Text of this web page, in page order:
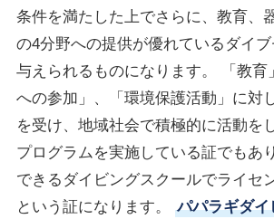
条件を満たした上でさらに、教育、
の4分野への提供が優れているダイ
与えられるものになります。 「教育
への参加」、「環境保護活動」に対
を受け、地域社会で積極的に活動を
プログラムを実施している証でもあ
できるダイビングスクールでライセ
という証になります。
パパラギダ